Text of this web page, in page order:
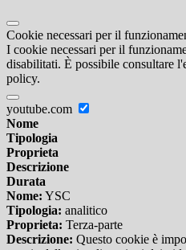
Cookie necessari per il
I cookie necessari per il
disabilitati. È possibile consultare
policy.
youtube.com
Nome
Tipologia
Proprieta
Descrizione
Durata
Nome: YSC
Tipologia: analitico
Proprieta: Terza-parte
Descrizione: Questo cookie è